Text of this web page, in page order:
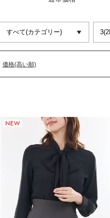
価格(高い順)